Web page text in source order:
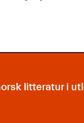
litteratur i